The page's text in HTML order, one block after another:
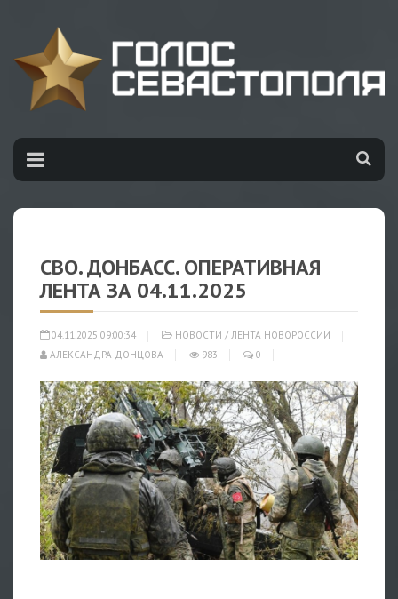
СВО. ДОНБАСС. ОПЕРАТИВНАЯ
ЛЕНТА ЗА 04.11.2025
04.11.2025 09:00:34 НОВОСТИ / ЛЕНТА НОВОРОССИИ
АЛЕКСАНДРА ДОНЦОВА
983 0